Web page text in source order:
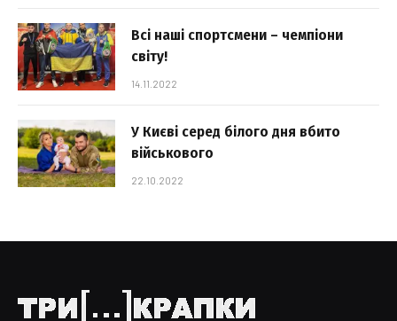
Всі наші спортсмени – чемпіони
світу!
14.11.2022
У Києві серед білого дня вбито
військового
22.10.2022